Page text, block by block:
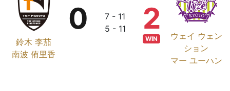
鈴木 李茄
南波 侑里香
0
7 - 11
5 - 11
ウェイ ウェン
ション
マー ユーハン
2
WIN